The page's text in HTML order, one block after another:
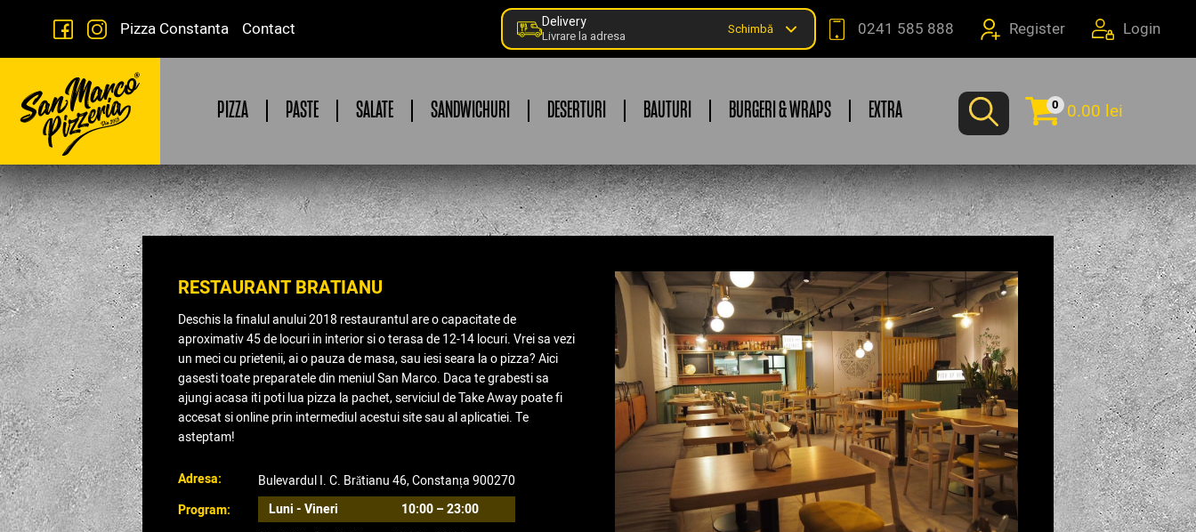
Pizza Constanta Contact Delivery
Livrare la adresa Schimbă 0241 585 888 Register Login
PIZZA PASTE SALATE SANDWICHURI DESERTURI BAUTURI BURGERI & WRAPS EXTRA 0 0.00 lei
RESTAURANT BRATIANU
Deschis la finalul anului 2018 restaurantul are o capacitate de
aproximativ 45 de locuri in interior si o terasa de 12-14 locuri. Vrei sa vezi
un meci cu prietenii, ai o pauza de masa, sau iesi seara la o pizza? Aici
gasesti toate preparatele din meniul San Marco. Daca te grabesti sa
ajungi acasa iti poti lua pizza la pachet, serviciul de Take Away poate fi
accesat si online prin intermediul acestui site sau al aplicatiei. Te
asteptam!
Adresa:
Bulevardul I. C. Brătianu 46, Constanța 900270
Program:
Luni - Vineri
10:00 – 23:00